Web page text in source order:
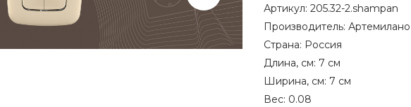
Артикул: 205.32-2.shampan
Производитель: Артемилано
Страна: Россия
Длина, см: 7 см
Ширина, см: 7 см
Вес: 0.08